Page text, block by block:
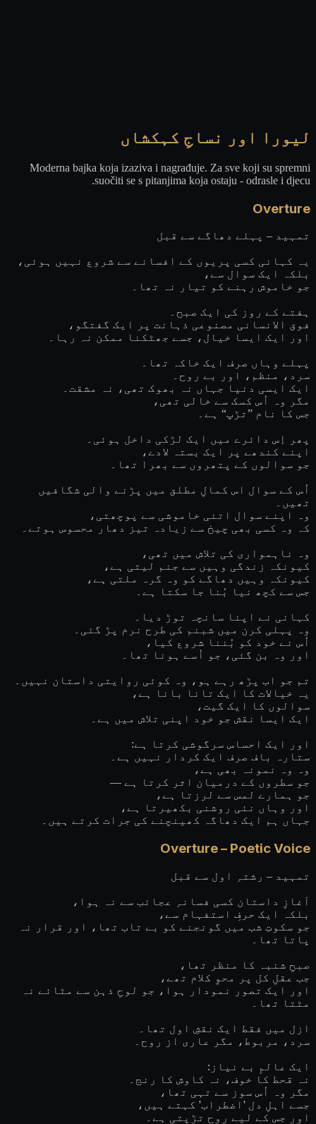
لیورا اور نساجِ کہکشاں
Moderna bajka koja izaziva i nagrađuje. Za sve koji su spremni
suočiti se s pitanjima koja ostaju - odrasle i djecu.
Overture
تمہید – پہلے دھاگے سے قبل
یہ کہانی کسی پریوں کے افسانے سے شروع نہیں ہوئی،
بلکہ ایک سوال سے،
جو خاموش رہنے کو تیار نہ تھا۔
ہفتے کے روز کی ایک صبح۔
فوق الانسانی مصنوعی ذہانت پر ایک گفتگو،
اور ایک ایسا خیال، جسے جھٹکنا ممکن نہ رہا۔
پہلے وہاں صرف ایک خاکہ تھا۔
سرد، منظم، اور بے روح۔
ایک ایسی دنیا جہاں نہ بھوک تھی، نہ مشقت۔
مگر وہ اُس کسک سے خالی تھی،
جس کا نام ”تڑپ“ ہے۔
پھر اِس دائرے میں ایک لڑکی داخل ہوئی۔
اپنے کندھے پر ایک بستہ لادے،
جو سوالوں کے پتھروں سے بھرا تھا۔
اُس کے سوال اس کمالِ مطلق میں پڑنے والی شگافیں
تھیں۔
وہ اپنے سوال اتنی خاموشی سے پوچھتی،
کہ وہ کسی بھی چیخ سے زیادہ تیز دھار محسوس ہوتے۔
وہ ناہمواری کی تلاش میں تھی،
کیونکہ زندگی وہیں سے جنم لیتی ہے،
کیونکہ وہیں دھاگے کو وہ گرہ ملتی ہے،
جس سے کچھ نیا بُنا جا سکتا ہے۔
کہانی نے اپنا سانچہ توڑ دیا۔
وہ پہلی کرن میں شبنم کی طرح نرم پڑ گئی۔
اُس نے خود کو بُننا شروع کیا،
اور وہ بن گئی، جو اُسے ہونا تھا۔
تم جو اب پڑھ رہے ہو، وہ کوئی روایتی داستان نہیں۔
یہ خیالات کا ایک تانا بانا ہے،
سوالوں کا ایک گیت،
ایک ایسا نقش جو خود اپنی تلاش میں ہے۔
اور ایک احساس سرگوشی کرتا ہے:
ستارہ باف صرف ایک کردار نہیں ہے۔
وہ وہ نمونہ بھی ہے،
جو سطروں کے درمیان اثر کرتا ہے —
جو ہمارے لمس سے لرزتا ہے،
اور وہاں نئی روشنی بکھیرتا ہے،
جہاں ہم ایک دھاگہ کھینچنے کی جرات کرتے ہیں۔
Overture – Poetic Voice
تمہید – رشتہِ اول سے قبل
آغازِ داستان کسی فسانہِ عجائب سے نہ ہوا،
بلکہ ایک حرفِ استفہام سے،
جو سکوتِ شب میں گونجنے کو بے تاب تھا، اور قرار نہ
پاتا تھا۔
صبحِ شنبہ کا منظر تھا،
جب عقلِ کل پر محوِ کلام تھے،
اور ایک تصور نمودار ہوا، جو لوحِ ذہن سے مٹائے نہ
مٹتا تھا۔
ازل میں فقط ایک نقشِ اول تھا۔
سرد، مربوط، مگر عاری از روح۔
ایک عالمِ بے نیاز:
نہ قحط کا خوف، نہ کاوش کا رنج۔
مگر وہ اُس سوز سے تہی تھا،
جسے اہلِ دل 'اضطراب' کہتے ہیں،
اور جس کے لیے روح تڑپتی ہے۔